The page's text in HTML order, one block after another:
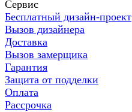
Сервис
Бесплатный дизайн-проект
Вызов дизайнера
Доставка
Вызов замерщика
Гарантия
Защита от подделки
Оплата
Рассрочка